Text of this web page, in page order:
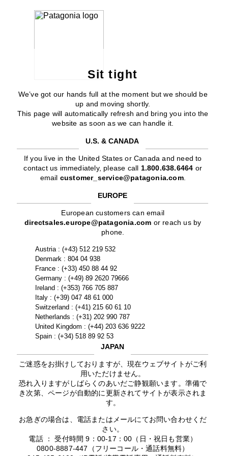
Sit tight
We’ve got our hands full at the moment but we should be
up and moving shortly.
This page will automatically refresh and bring you into the
website as soon as we can handle it.
U.S. & CANADA
If you live in the United States or Canada and need to
contact us immediately, please call 1.800.638.6464 or
email customer_service@patagonia.com.
EUROPE
European customers can email
directsales.europe@patagonia.com or reach us by
phone.
Austria : (+43) 512 219 532
Denmark : 804 04 938
France : (+33) 450 88 44 92
Germany : (+49) 89 2620 79666
Ireland : (+353) 766 705 887
Italy : (+39) 047 48 61 000
Switzerland : (+41) 215 60 61 10
Netherlands : (+31) 202 990 787
United Kingdom : (+44) 203 636 9222
Spain : (+34) 518 89 92 53
JAPAN
ご迷惑をお掛けしておりますが、現在ウェブサイトがご利
用いただけません。
恐れ入りますがしばらくのあいだご静観願います。準備で
き次第、ページが自動的に更新されてサイトが表示されま
す。
お急ぎの場合は、電話またはメールにてお問い合わせくだ
さい。
電話 ： 受付時間 9：00-17：00（日・祝日も営業）
0800-8887-447（フリーコール・通話料無料）